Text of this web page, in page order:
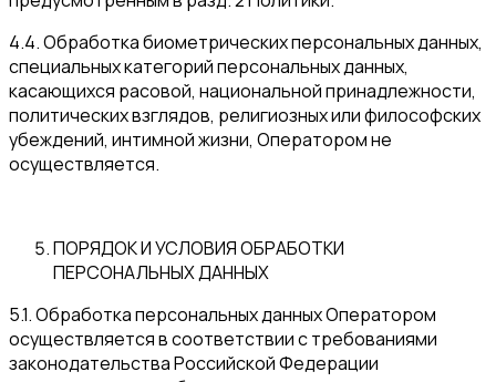
4.4. Обработка биометрических персональных данных,
специальных категорий персональных данных,
касающихся расовой, национальной принадлежности,
политических взглядов, религиозных или философских
убеждений, интимной жизни, Оператором не
осуществляется.
ПОРЯДОК И УСЛОВИЯ ОБРАБОТКИ
ПЕРСОНАЛЬНЫХ ДАННЫХ
5.1. Обработка персональных данных Оператором
осуществляется в соответствии с требованиями
законодательства Российской Федерации